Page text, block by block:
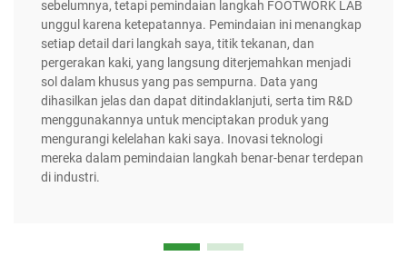
sebelumnya, tetapi pemindaian langkah FOOTWORK LAB
unggul karena ketepatannya. Pemindaian ini menangkap
setiap detail dari langkah saya, titik tekanan, dan
pergerakan kaki, yang langsung diterjemahkan menjadi
sol dalam khusus yang pas sempurna. Data yang
dihasilkan jelas dan dapat ditindaklanjuti, serta tim R&D
menggunakannya untuk menciptakan produk yang
mengurangi kelelahan kaki saya. Inovasi teknologi
mereka dalam pemindaian langkah benar-benar terdepan
di industri.